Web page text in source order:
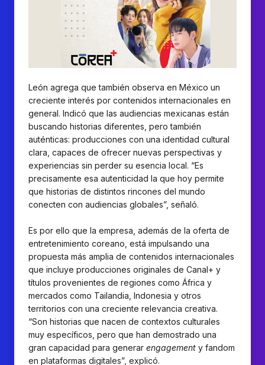
León agrega que también observa en México un
creciente interés por contenidos internacionales en
general. Indicó que las audiencias mexicanas están
buscando historias diferentes, pero también
auténticas: producciones con una identidad cultural
clara, capaces de ofrecer nuevas perspectivas y
experiencias sin perder su esencia local. “Es
precisamente esa autenticidad la que hoy permite
que historias de distintos rincones del mundo
conecten con audiencias globales”, señaló.
Es por ello que la empresa, además de la oferta de
entretenimiento coreano, está impulsando una
propuesta más amplia de contenidos internacionales
que incluye producciones originales de Canal+ y
títulos provenientes de regiones como África y
mercados como Tailandia, Indonesia y otros
territorios con una creciente relevancia creativa.
“Son historias que nacen de contextos culturales
muy específicos, pero que han demostrado una
gran capacidad para generar engagement y fandom
en plataformas digitales”, explicó.